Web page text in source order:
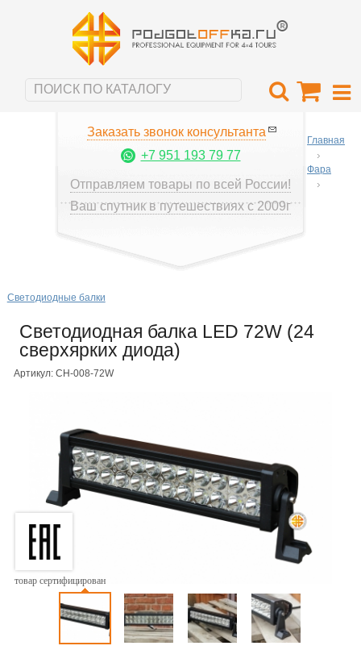
Заказать звонок консультанта
+7 951 193 79 77
Отправляем товары по всей России!
Ваш спутник в путешествиях с 2009г
Главная
Фара
Светодиодные балки
Светодиодная балка LED 72W (24
сверхярких диода)
Артикул: CH-008-72W
товар сертифицирован